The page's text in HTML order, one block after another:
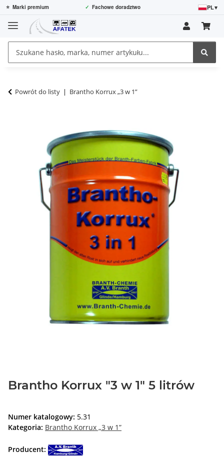
⭐ Marki premium ✓ Fachowe doradztwo PL▾
Powrót do listy Brantho Korrux „3 w 1”
Brantho Korrux "3 w 1" 5 litrów
Numer katalogowy: 5.31
Kategoria: Brantho Korrux „3 w 1”
Producent: